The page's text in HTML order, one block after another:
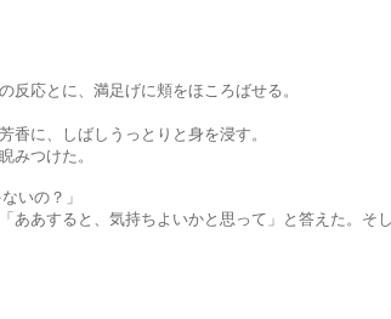
に、満足げに頬をほころばせる。
、しばしうっとりと身を浸す。
つけた。
の？」
と、気持ちよいかと思って」と答えた。そし